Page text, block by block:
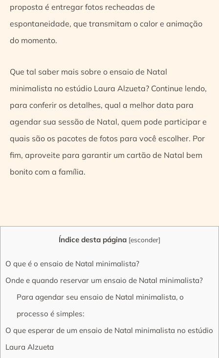
proposta é entregar fotos recheadas de
espontaneidade, que transmitam o calor e animação
do momento.
Que tal saber mais sobre o ensaio de Natal
minimalista no estúdio Laura Alzueta? Continue lendo,
para conferir os detalhes, qual a melhor data para
agendar sua sessão de Natal, quem pode participar e
quais são os pacotes de fotos para você escolher. Por
fim, aproveite para garantir um cartão de Natal bem
bonito com a família.
Índice desta página [esconder]
O que é o ensaio de Natal minimalista?
Onde e quando reservar um ensaio de Natal minimalista?
Para agendar seu ensaio de Natal minimalista, o
processo é simples:
O que esperar de um ensaio de Natal minimalista no estúdio
Laura Alzueta